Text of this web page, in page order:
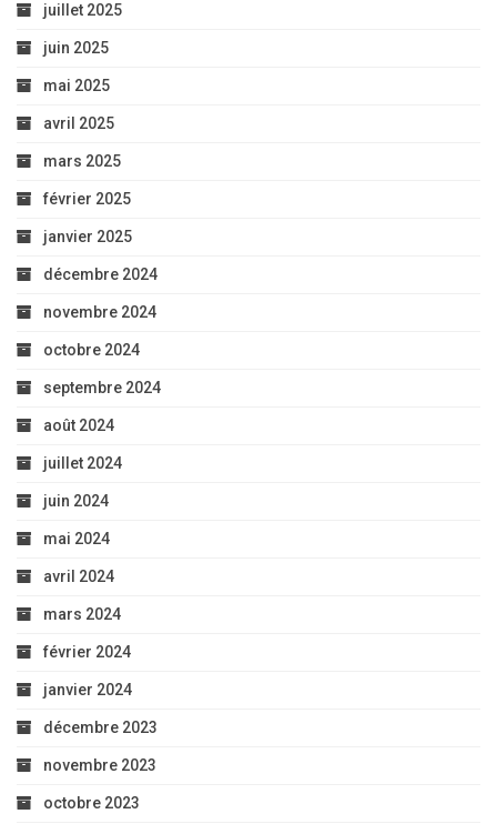
juillet 2025
juin 2025
mai 2025
avril 2025
mars 2025
février 2025
janvier 2025
décembre 2024
novembre 2024
octobre 2024
septembre 2024
août 2024
juillet 2024
juin 2024
mai 2024
avril 2024
mars 2024
février 2024
janvier 2024
décembre 2023
novembre 2023
octobre 2023